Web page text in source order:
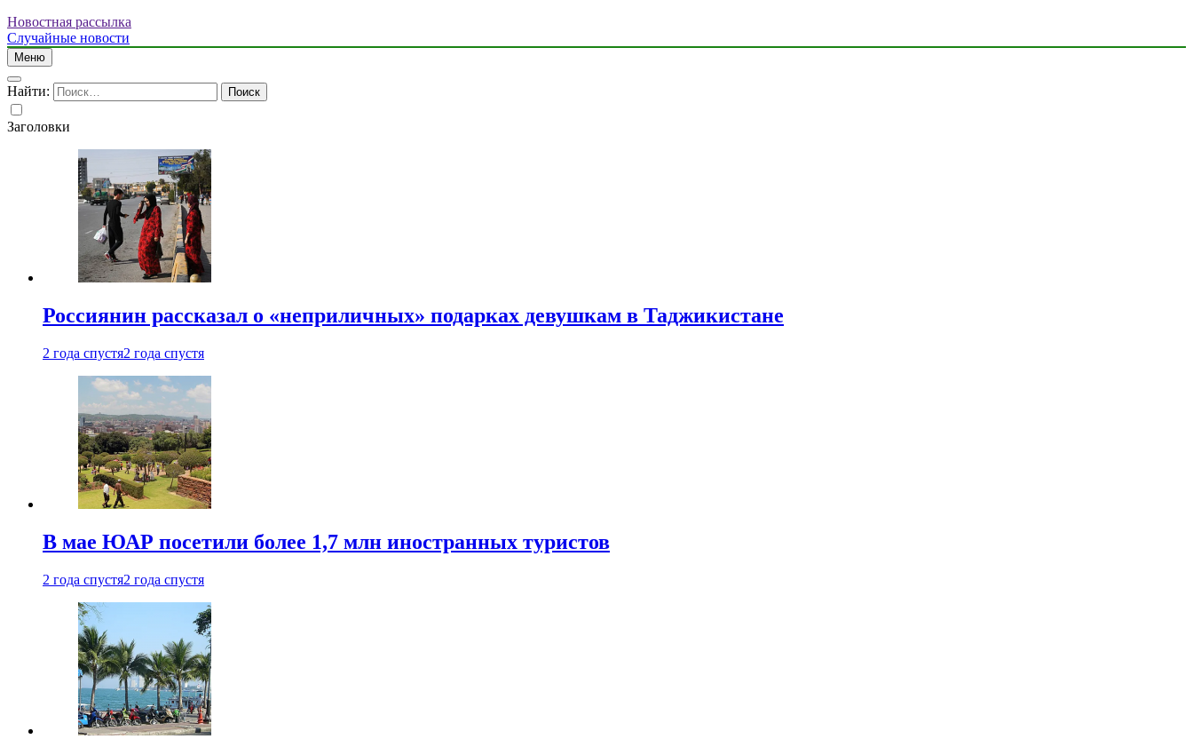
Новостная рассылка
Случайные новости
Меню
Найти:
Заголовки
Россиянин рассказал о «неприличных» подарках девушкам в Таджикистане
2 года спустя2 года спустя
В мае ЮАР посетили более 1,7 млн иностранных туристов
2 года спустя2 года спустя